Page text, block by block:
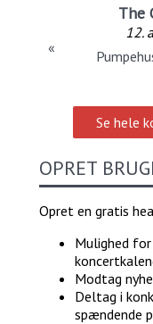
The
12.
«
Se hele
OPRET
Opret en gratis
Mulighed
Modtag
Deltag i
spændende